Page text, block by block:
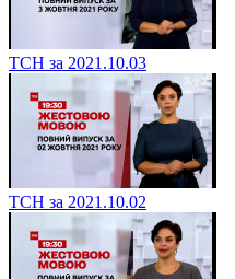
ТСН за 2021.10.03
ТСН за 2021.10.02